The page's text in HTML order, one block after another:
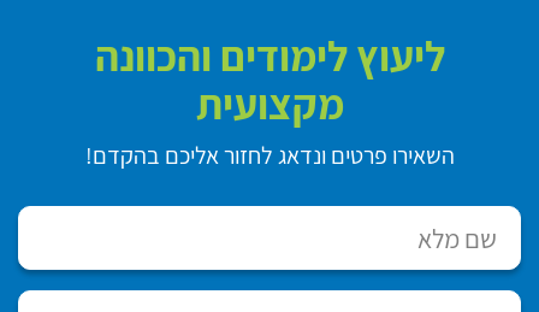
ליעוץ לימודים והכוונה
מקצועית
השאירו פרטים ונדאג לחזור אליכם בהקדם!